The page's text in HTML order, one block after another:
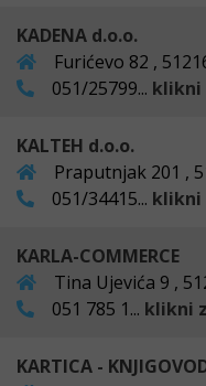
KADENA d.o.o.
Furićevo 82 ,
051/25799... klikni
KALTEH d.o.o.
Praputnjak 201 ,
051/34415... klikni
KARLA-COMMERCE
Tina Ujevića 9 ,
051 785 1... klikni
KARTICA -